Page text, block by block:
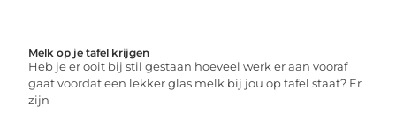
Melk op je tafel krijgen
Heb je er ooit bij stil gestaan hoeveel werk er aan vooraf
gaat voordat een lekker glas melk bij jou op tafel staat? Er
zijn